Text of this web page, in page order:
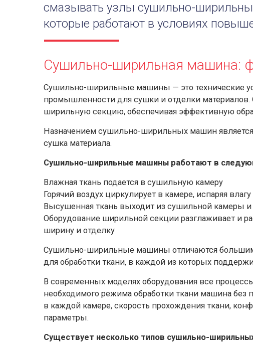
смазывать узлы сушильно-
которые работают в условиях
Сушильно-ширильная машина:
Сушильно-ширильные машины — это технические
промышленности для сушки и отделки
ширильную секцию, обеспечивая эффективную
Назначением сушильно-ширильных машин является
сушка материала.
Сушильно-ширильные машины работают в
Влажная ткань подается в сушильную камеру
Горячий воздух циркулирует в камере, испаряя
Высушенная ткань выходит из сушильной камеры
Оборудование ширильной секции разглаживает и
ширину и отделку
Сушильно-ширильные машины отличаются
для обработки ткани, в каждой из которых
В современных моделях оборудования все
необходимого режима обработки ткани машина без
в каждой камере, скорость прохождения ткани,
параметры.
Существует несколько типов сушильно-